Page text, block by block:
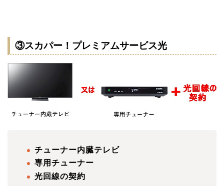
③スカパー！プレミアムサービス光
チューナー内臓テレビ
専用チューナー
光回線の契約